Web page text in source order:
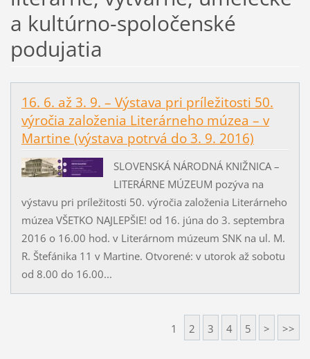
a kultúrno-spoločenské
podujatia
16. 6. až 3. 9. – Výstava pri príležitosti 50.
výročia založenia Literárneho múzea – v
Martine (výstava potrvá do 3. 9. 2016)
SLOVENSKÁ NÁRODNÁ KNIŽNICA –
LITERÁRNE MÚZEUM pozýva na
výstavu pri príležitosti 50. výročia založenia Literárneho
múzea VŠETKO NAJLEPŠIE! od 16. júna do 3. septembra
2016 o 16.00 hod. v Literárnom múzeum SNK na ul. M.
R. Štefánika 11 v Martine. Otvorené: v utorok až sobotu
od 8.00 do 16.00...
1 2 3 4 5 > >>